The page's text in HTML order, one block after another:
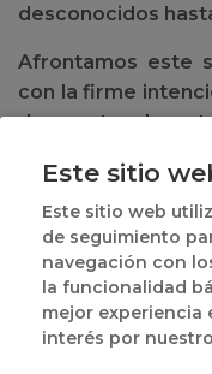
desconocidos
Afrontamos este
con la firme
de nuestro
vez más
servicios.
Aprovecho para
que forman o
Directiva y a los
nada de esto
Este sitio
Este sitio web
de seguimiento
navegación con
la funcionalidad
mejor experiencia
interés por